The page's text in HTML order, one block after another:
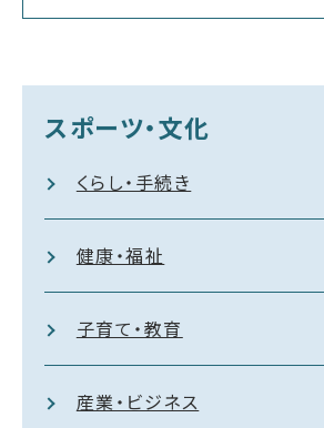
スポーツ・文化
くらし・手続き
健康・福祉
子育て・教育
産業・ビジネス